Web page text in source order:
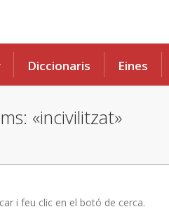
Diccionaris Eines
«incivilitzat»
i feu clic en el botó de cerca.